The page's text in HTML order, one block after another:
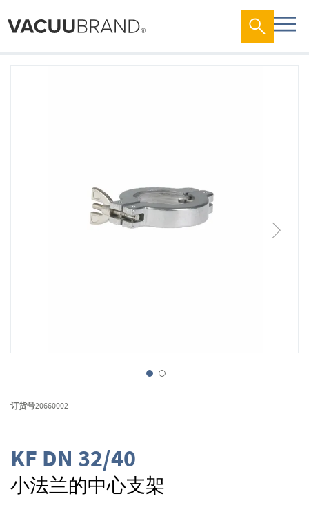
转
库
开
头
KF DN 32/40
小法兰的中心支架
订货号20660002